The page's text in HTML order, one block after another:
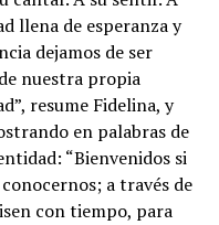
llena de esperanza y
dejamos de ser
nuestra propia
resume Fidelina, y
en palabras de
“Bienvenidos si
a través de
con tiempo, para